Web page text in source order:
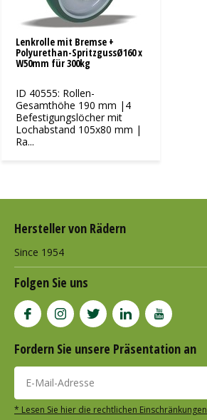
Lenkrolle mit Bremse +
Polyurethan-SpritzgussØ160 x
W50mm für 300kg
ID 40555: Rollen-
Gesamthöhe 190 mm |4
Befestigungslöcher mit
Lochabstand 105x80 mm |
Ra...
Hersteller von Rädern
Since 1954
Folgen Sie uns
Fordern Sie unsere Präsentation an
* Lesen Sie hier die rechtlichen Einschränkungen